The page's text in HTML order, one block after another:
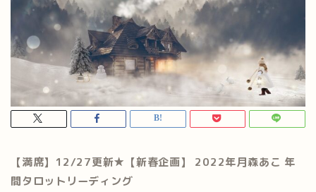
【満席】12/27更新★【新春企画】 2022年月森あこ 年
間タロットリーディング